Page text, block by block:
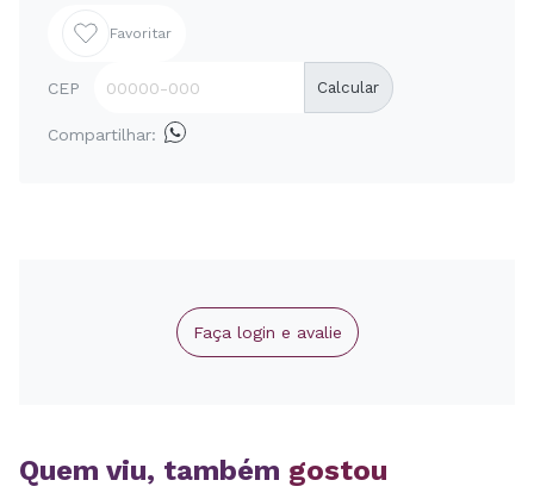
Favoritar
CEP Calcular
Compartilhar:
Faça login e avalie
Quem viu, também gostou